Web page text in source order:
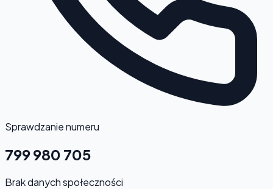
Sprawdzanie numeru
799 980 705
Brak danych społeczności